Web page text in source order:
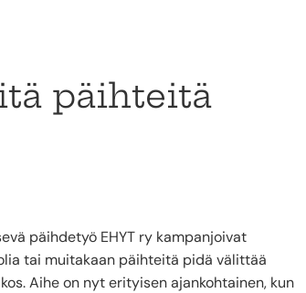
päihteitä
päihdetyö EHYT ry kampanjoivat
tai muitakaan päihteitä pidä välittää
Aihe on nyt erityisen ajankohtainen, kun